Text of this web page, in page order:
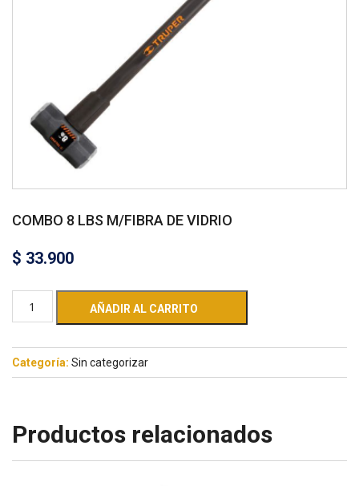
COMBO 8 LBS M/FIBRA DE VIDRIO
$ 33.900
AÑADIR AL CARRITO
Categoría: Sin categorizar
Productos relacionados